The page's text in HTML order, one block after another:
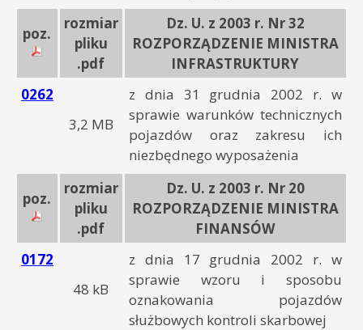
poz.
rozmiar
pliku
.pdf
Dz. U. z 2003 r. Nr 32
ROZPORZĄDZENIE MINISTRA
INFRASTRUKTURY
0262
3,2 MB
z dnia 31 grudnia 2002 r. w
sprawie warunków technicznych
pojazdów oraz zakresu ich
niezbędnego wyposażenia
poz.
rozmiar
pliku
.pdf
Dz. U. z 2003 r. Nr 20
ROZPORZĄDZENIE MINISTRA
FINANSÓW
0172
48 kB
z dnia 17 grudnia 2002 r. w
sprawie wzoru i sposobu
oznakowania pojazdów
służbowych kontroli skarbowej